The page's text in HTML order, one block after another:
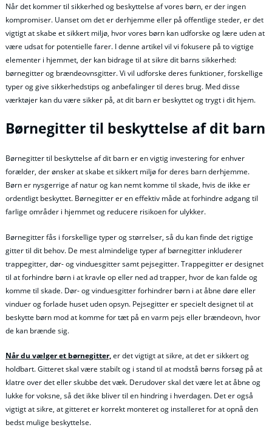
Når det kommer til sikkerhed og beskyttelse af vores børn, er der ingen
kompromiser. Uanset om det er derhjemme eller på offentlige steder, er det
vigtigt at skabe et sikkert miljø, hvor vores børn kan udforske og lære uden at
være udsat for potentielle farer. I denne artikel vil vi fokusere på to vigtige
elementer i hjemmet, der kan bidrage til at sikre dit barns sikkerhed:
børnegitter og brændeovnsgitter. Vi vil udforske deres funktioner, forskellige
typer og give sikkerhedstips og anbefalinger til deres brug. Med disse
værktøjer kan du være sikker på, at dit barn er beskyttet og trygt i dit hjem.
Børnegitter til beskyttelse af dit barn
Børnegitter til beskyttelse af dit barn er en vigtig investering for enhver
forælder, der ønsker at skabe et sikkert miljø for deres barn derhjemme.
Børn er nysgerrige af natur og kan nemt komme til skade, hvis de ikke er
ordentligt beskyttet. Børnegitter er en effektiv måde at forhindre adgang til
farlige områder i hjemmet og reducere risikoen for ulykker.
Børnegitter fås i forskellige typer og størrelser, så du kan finde det rigtige
gitter til dit behov. De mest almindelige typer af børnegitter inkluderer
trappegitter, dør- og vinduesgitter samt pejsegitter. Trappegitter er designet
til at forhindre børn i at kravle op eller ned ad trapper, hvor de kan falde og
komme til skade. Dør- og vinduesgitter forhindrer børn i at åbne døre eller
vinduer og forlade huset uden opsyn. Pejsegitter er specielt designet til at
beskytte børn mod at komme for tæt på en varm pejs eller brændeovn, hvor
de kan brænde sig.
Når du vælger et børnegitter,er det vigtigt at sikre, at det er sikkert og
holdbart. Gitteret skal være stabilt og i stand til at modstå børns forsøg på at
klatre over det eller skubbe det væk. Derudover skal det være let at åbne og
lukke for voksne, så det ikke bliver til en hindring i hverdagen. Det er også
vigtigt at sikre, at gitteret er korrekt monteret og installeret for at opnå den
bedst mulige beskyttelse.